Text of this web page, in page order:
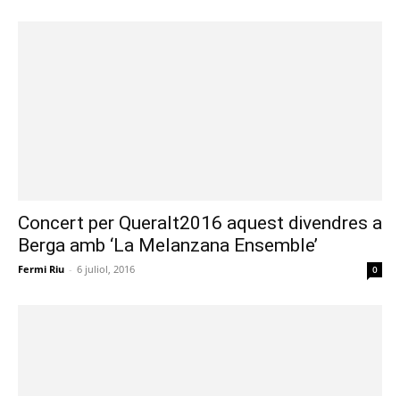
Concert per Queralt2016 aquest divendres a
Berga amb ‘La Melanzana Ensemble’
Fermi Riu - 6 juliol, 2016 0